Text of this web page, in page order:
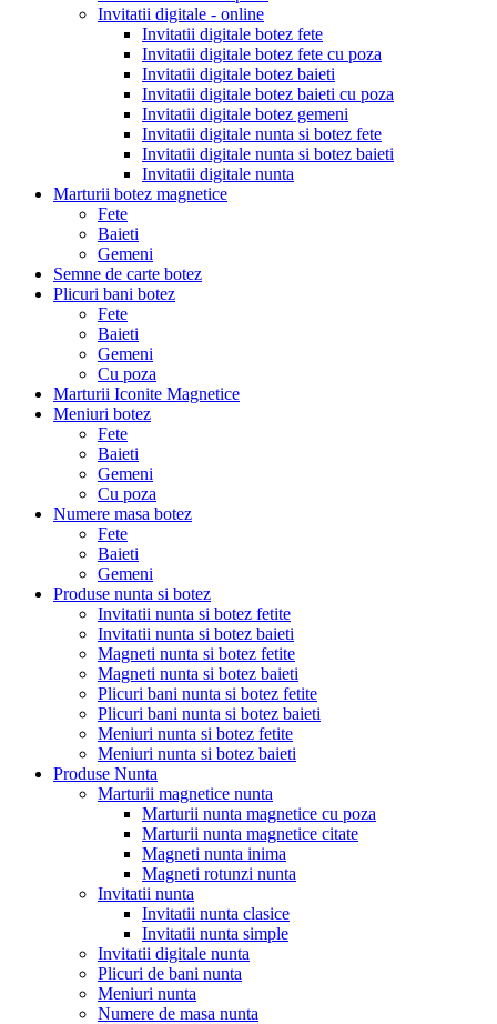
Invitatii digitale - online
Invitatii digitale botez fete
Invitatii digitale botez fete cu poza
Invitatii digitale botez baieti
Invitatii digitale botez baieti cu poza
Invitatii digitale botez gemeni
Invitatii digitale nunta si botez fete
Invitatii digitale nunta si botez baieti
Invitatii digitale nunta
Marturii botez magnetice
Fete
Baieti
Gemeni
Semne de carte botez
Plicuri bani botez
Fete
Baieti
Gemeni
Cu poza
Marturii Iconite Magnetice
Meniuri botez
Fete
Baieti
Gemeni
Cu poza
Numere masa botez
Fete
Baieti
Gemeni
Produse nunta si botez
Invitatii nunta si botez fetite
Invitatii nunta si botez baieti
Magneti nunta si botez fetite
Magneti nunta si botez baieti
Plicuri bani nunta si botez fetite
Plicuri bani nunta si botez baieti
Meniuri nunta si botez fetite
Meniuri nunta si botez baieti
Produse Nunta
Marturii magnetice nunta
Marturii nunta magnetice cu poza
Marturii nunta magnetice citate
Magneti nunta inima
Magneti rotunzi nunta
Invitatii nunta
Invitatii nunta clasice
Invitatii nunta simple
Invitatii digitale nunta
Plicuri de bani nunta
Meniuri nunta
Numere de masa nunta